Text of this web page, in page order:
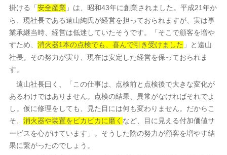
掛ける「安全産業 」は、昭和43年に創業されました。平成21年か
ら、現社長である遠山純氏が経営を担っておられますが、実は事
業承継当時、経営は低迷していたそうです。「そこで顧客を増や
すため、 消火器1本の点検でも、喜んで引き受けました 」と遠山
社長。その努力が実り、現在は安定した経営を保っておられま
す。
遠山社長曰く、「この仕事は、点検前と点検後で大きな変化が
あるわけではありません。点検の結果、異常がなければそれでよ
し。仮に修理をしても、見た目には何も変わりません。だからこ
そ、 消火器や装置をピカピカに磨く など、目に見える付加価値サ
ービスを心がけています」。そうした陰の努力が顧客を増やす結
果に繋がったのでしょう。